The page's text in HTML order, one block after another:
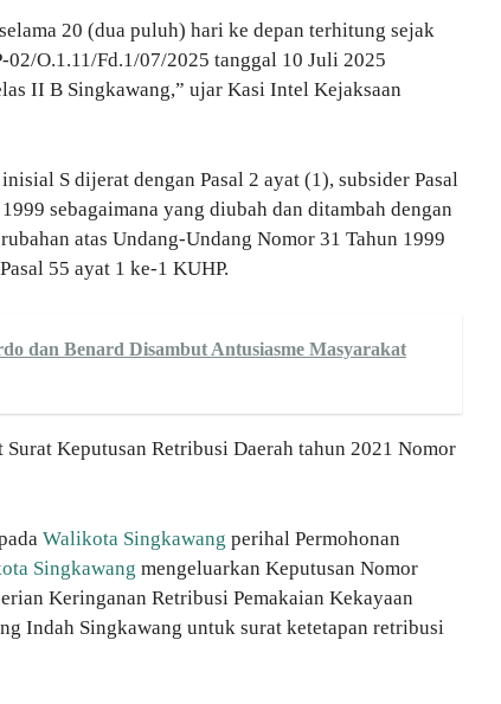
20 (dua puluh) hari ke depan terhitung sejak
02/O.1.11/Fd.1/07/2025 tanggal 10 Juli 2025
II B Singkawang,” ujar Kasi Intel Kejaksaan
S dijerat dengan Pasal 2 ayat (1), subsider Pasal
sebagaimana yang diubah dan ditambah dengan
atas Undang-Undang Nomor 31 Tahun 1999
55 ayat 1 ke-1 KUHP.
dan Benard Disambut Antusiasme Masyarakat
Keputusan Retribusi Daerah tahun 2021 Nomor
Walikota Singkawang perihal Permohonan
Singkawang mengeluarkan Keputusan Nomor
Keringanan Retribusi Pemakaian Kekayaan
Indah Singkawang untuk surat ketetapan retribusi